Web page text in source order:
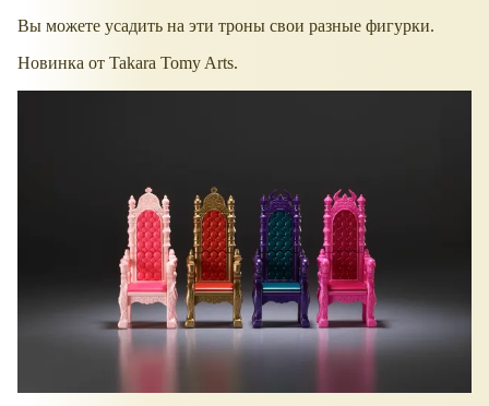
Вы можете усадить на эти троны свои разные фигурки.
Новинка от Takara Tomy Arts.